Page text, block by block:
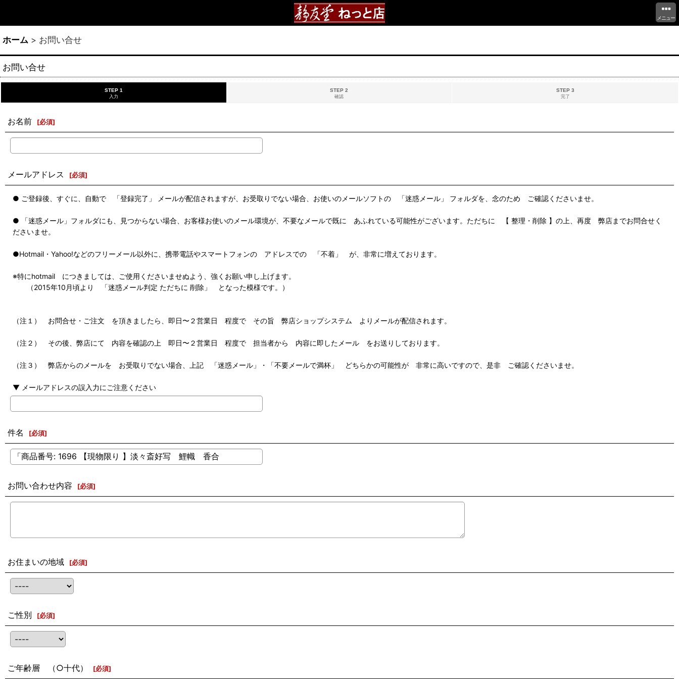
メニュー
ホーム > お問い合せ
お問い合せ
STEP 1
入力
STEP 2
確認
STEP 3
完了
お名前 [必須]
メールアドレス [必須]
● ご登録後、すぐに、自動で 「登録完了」 メールが配信されますが、お受取りでない場合、お使いのメールソフトの 「迷惑メール」 フォルダを、念のため ご確認くださいませ。
● 「迷惑メール」フォルダにも、見つからない場合、お客様お使いのメール環境が、不要なメールで既に あふれている可能性がございます。ただちに 【 整理・削除 】の上、再度 弊店までお問合せく
ださいませ。
●Hotmail・Yahoo!などのフリーメール以外に、携帯電話やスマートフォンの アドレスでの 「不着」 が、非常に増えております。
※特にhotmail につきましては、ご使用くださいませぬよう、強くお願い申し上げます。
（2015年10月頃より 「迷惑メール判定 ただちに 削除」 となった模様です。）
（注１） お問合せ・ご注文 を頂きましたら、即日〜２営業日 程度で その旨 弊店ショップシステム よりメールが配信されます。
（注２） その後、弊店にて 内容を確認の上 即日〜２営業日 程度で 担当者から 内容に即したメール をお送りしております。
（注３） 弊店からのメールを お受取りでない場合、上記 「迷惑メール」・「不要メールで満杯」 どちらかの可能性が 非常に高いですので、是非 ご確認くださいませ。
▼ メールアドレスの誤入力にご注意ください
件名 [必須]
お問い合わせ内容 [必須]
お住まいの地域 [必須]
ご性別 [必須]
ご年齢層 （○十代） [必須]